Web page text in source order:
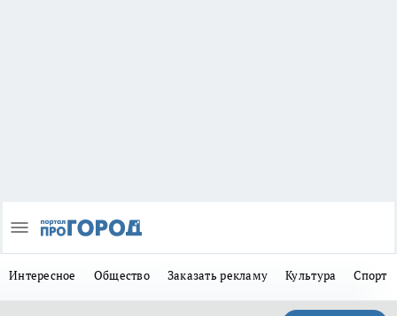
Интересное Общество Заказать рекламу Культура Спорт